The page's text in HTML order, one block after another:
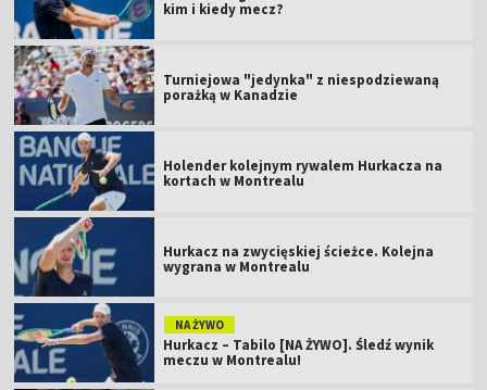
kim i kiedy mecz?
Turniejowa "jedynka" z niespodziewaną
porażką w Kanadzie
Holender kolejnym rywalem Hurkacza na
kortach w Montrealu
Hurkacz na zwycięskiej ścieżce. Kolejna
wygrana w Montrealu
NA ŻYWO
Hurkacz – Tabilo [NA ŻYWO]. Śledź wynik
meczu w Montrealu!